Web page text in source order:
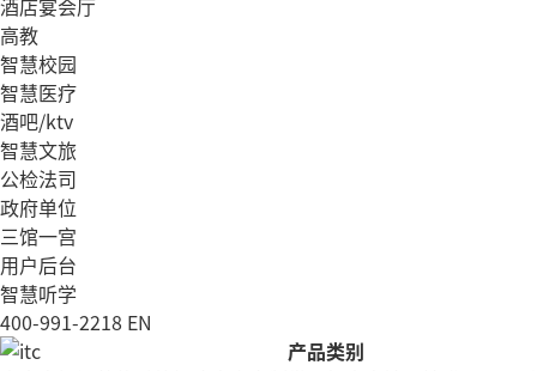
酒店宴会厅
高教
智慧校园
智慧医疗
酒吧/ktv
智慧文旅
公检法司
政府单位
三馆一宫
用户后台
智慧听学
400-991-2218 EN
产品类别